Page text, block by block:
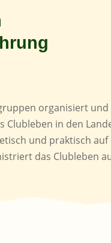
organisiert
in den
und praktisch
das Clubleben